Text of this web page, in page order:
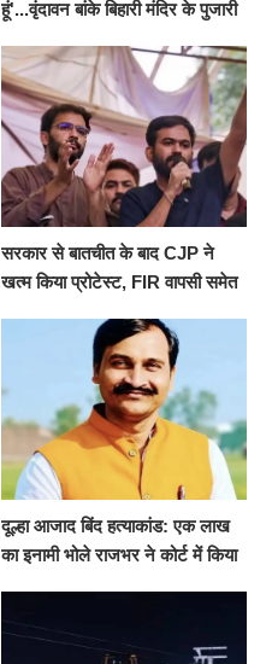
हूं'...वृंदावन बांके बिहारी मंदिर के पुजारी
जलाभिषेक
सरकार से बातचीत के बाद CJP ने
खत्म किया प्रोटेस्ट, FIR वापसी समेत
दूल्हा आजाद बिंद हत्याकांड: एक लाख
का इनामी भोले राजभर ने कोर्ट में किया